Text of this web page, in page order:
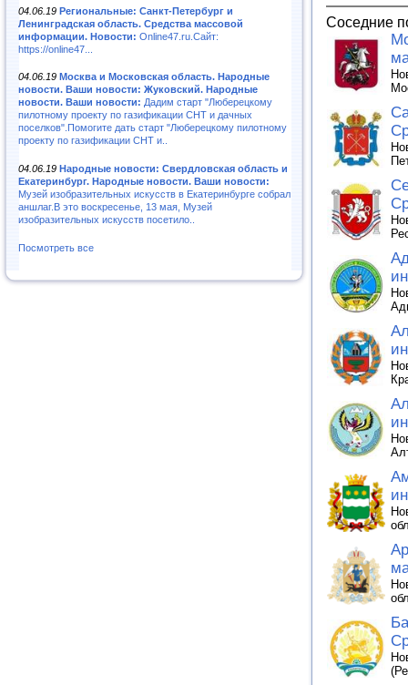
04.06.19 Региональные: Санкт-Петербург и
Ленинградская область. Средства массовой
информации. Новости: Online47.ru.Сайт:
https://online47...
04.06.19 Москва и Московская область. Народные
новости. Ваши новости: Жуковский. Народные
новости. Ваши новости: Дадим старт "Люберецкому
пилотному проекту по газификации СНТ и дачных
поселков".Помогите дать старт "Люберецкому пилотному
проекту по газификации СНТ и..
04.06.19 Народные новости: Свердловская область и
Екатеринбург. Народные новости. Ваши новости:
Музей изобразительных искусств в Екатеринбурге собрал
аншлаг.В это воскресенье, 13 мая, Музей
изобразительных искусств посетило..
Посмотреть все
Соседние